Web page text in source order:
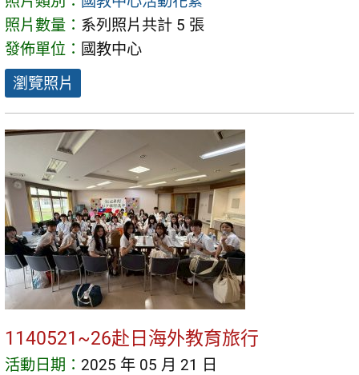
照片數量： 系列照片共計 5 張
發佈單位： 國教中心
瀏覽照片
1140521~26赴日海外教育旅行
活動日期： 2025 年 05 月 21 日